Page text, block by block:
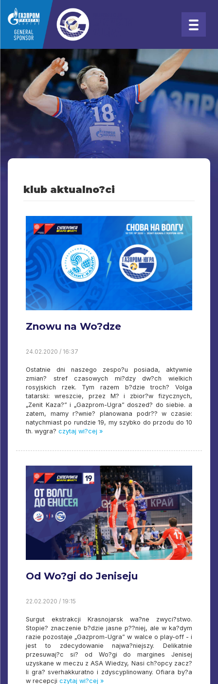
klub aktualno?ci
Znowu na Wo?dze
24.02.2020 / 16:37
Ostatnie dni naszego zespo?u posiada, aktywnie
zmian? stref czasowych mi?dzy dw?ch wielkich
rosyjskich rzek. Tym razem b?dzie troch? Volga
tatarski: wreszcie, przez M? i zbior?w fizycznych,
„Zenit Kaza?” i „Gazprom-Ugra” doszed? do siebie. a
zatem, mamy r?wnie? planowana podr?? w czasie:
natychmiast po rundzie 19, my szybko do przodu do 10
th. wygra? czytaj wi?cej »
Od Wo?gi do Jeniseju
22.02.2020 / 19:15
Surgut ekstrakcji Krasnojarsk wa?ne zwyci?stwo.
Stopie? znaczenie b?dzie jasne p??niej, ale w ka?dym
razie pozostaje „Gazprom-Ugra” w walce o play-off - i
jest to zdecydowanie najwa?niejszy. Delikatnie
przesuwaj?c si? od Wo?gi do margines Jenisej
uzyskane w meczu z ASA Wiedzy, Nasi ch?opcy zacz?
li gra? sverhakkuratno i zdyscyplinowany. Ofiara by?a
w recepcji czytaj wi?cej »